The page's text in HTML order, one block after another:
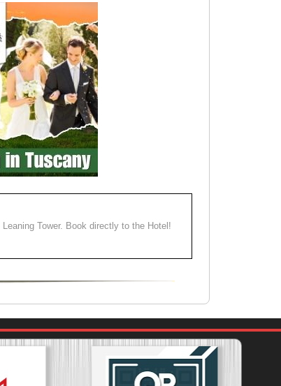
Tower. Book directly to the Hotel!